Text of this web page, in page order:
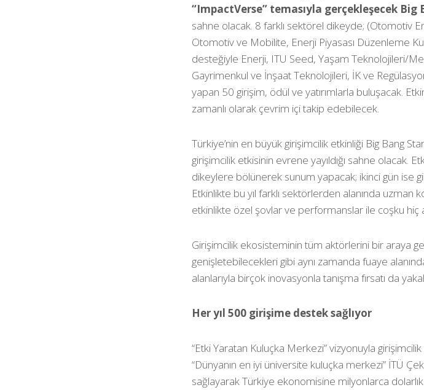
“ImpactVerse” temasıyla gerçekleşecek Big
sahne olacak. 8 farklı sektörel dikeyde; (Otomotiv
Otomotiv ve Mobilite, Enerji Piyasası Düzenleme
desteğiyle Enerji, ITU Seed, Yaşam Teknolojileri/
Gayrimenkul ve İnşaat Teknolojileri, İK ve
yapan 50 girişim, ödül ve yatırımlarla buluşacak.
zamanlı olarak çevrim içi takip edebilecek.
Türkiye’nin en büyük girişimcilik etkinliği Big Bang
girişimcilik etkisinin evrene yayıldığı sahne olacak.
dikeylere bölünerek sunum yapacak; ikinci gün ise
Etkinlikte bu yıl farklı sektörlerden alanında uzman
etkinlikte özel şovlar ve performanslar ile coşku hiç
Girişimcilik ekosisteminin tüm aktörlerini bir araya
genişletebilecekleri gibi aynı zamanda fuaye
alanlarıyla birçok inovasyonla tanışma fırsatı da
Her yıl 500 girişime destek sağlıyor
“Etki Yaratan Kuluçka Merkezi” vizyonuyla
“Dünyanın en iyi üniversite kuluçka merkezi” İTÜ
sağlayarak Türkiye ekonomisine milyonlarca